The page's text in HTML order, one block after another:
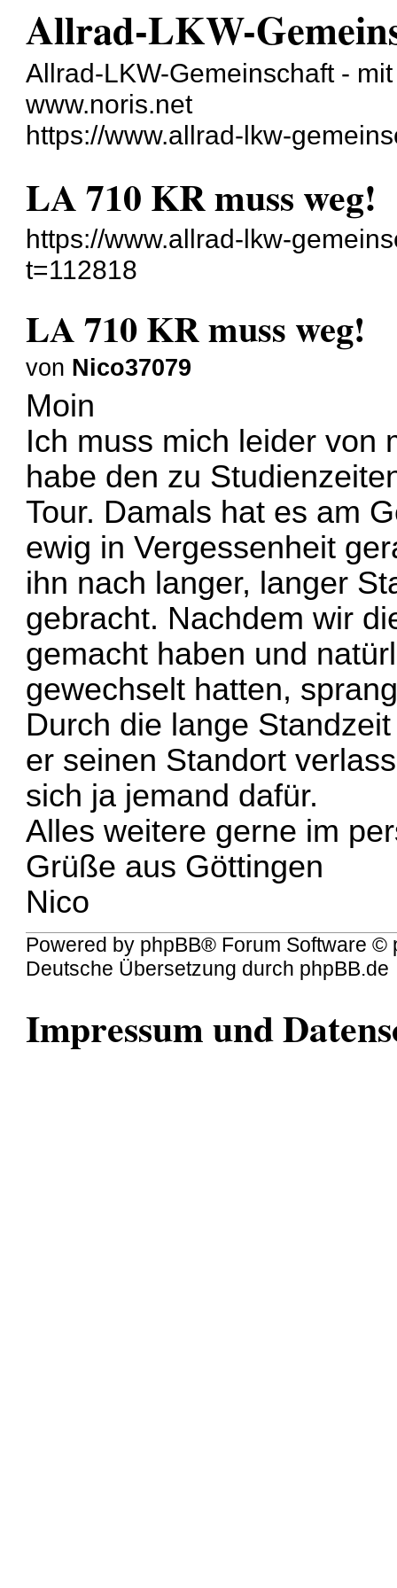
Allrad-LKW-
Allrad-LKW-Gemeinschaft -
www.noris.net
https://www.allrad-lkw-
LA 710 KR muss weg!
https://www.allrad-lkw-
t=112818
LA 710 KR muss weg!
von Nico37079
Moin
Ich muss mich leider von
habe den zu
Tour. Damals hat es am
ewig in Vergessenheit
ihn nach langer, langer
gebracht. Nachdem wir
gemacht haben und
gewechselt hatten,
Durch die lange
er seinen Standort
sich ja jemand dafür.
Alles weitere gerne im
Grüße aus Göttingen
Nico
Powered by phpBB® Forum Software ©
Deutsche Übersetzung durch phpBB.de
Impressum und